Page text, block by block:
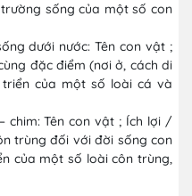
sống của một số con
dưới nước: Tên con vật ;
đặc điểm (nơi ở, cách di
của một số loài cá và
chim: Tên con vật ; Ích lợi /
trùng đối với đời sống con
của một số loài côn trùng,